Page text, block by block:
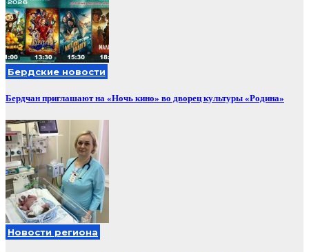
Бердские новости
Бердчан приглашают на «Ночь кино» во дворец культуры «Родина»
Новости региона